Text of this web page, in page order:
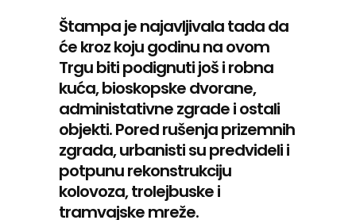
Štampa je najavljivala tada da
će kroz koju godinu na ovom
Trgu biti podignuti još i robna
kuća, bioskopske dvorane,
administativne zgrade i ostali
objekti. Pored rušenja prizemnih
zgrada, urbanisti su predvideli i
potpunu rekonstrukciju
kolovoza, trolejbuske i
tramvajske mreže.